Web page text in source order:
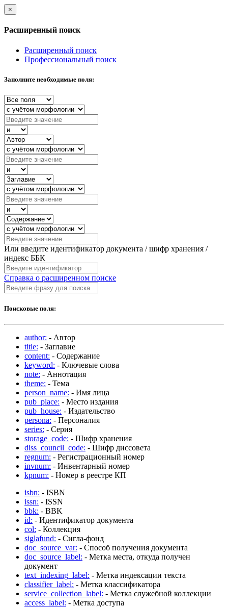
×
Расширенный поиск
Расширенный поиск
Профессиональный поиск
Заполните необходимые поля:
Или введите идентификатор документа / шифр хранения /
индекс ББК
Справка о расширенном поиске
Поисковые поля:
author: - Автор
title: - Заглавие
content: - Содержание
keyword: - Ключевые слова
note: - Аннотация
theme: - Тема
person_name: - Имя лица
pub_place: - Место издания
pub_house: - Издательство
persona: - Персоналия
series: - Серия
storage_code: - Шифр хранения
diss_council_code: - Шифр диссовета
regnum: - Регистрационный номер
invnum: - Инвентарный номер
kpnum: - Номер в реестре КП
isbn: - ISBN
issn: - ISSN
bbk: - BBK
id: - Идентификатор документа
col: - Коллекция
siglafund: - Сигла-фонд
doc_source_var: - Способ получения документа
doc_source_label: - Метка места, откуда получен
документ
text_indexing_label: - Метка индексации текста
classifier_label: - Метка классификатора
service_collection_label: - Метка служебной коллекции
access_label: - Метка доступа